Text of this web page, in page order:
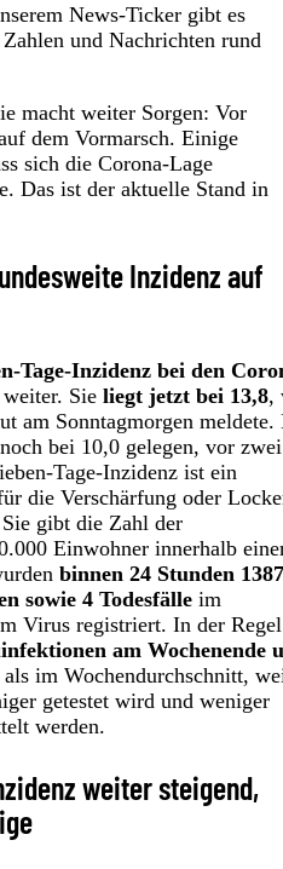
News-Ticker gibt es
und Nachrichten rund
macht weiter Sorgen: Vor
dem Vormarsch. Einige
sich die Corona-Lage
Das ist der aktuelle Stand in
Inzidenz auf
Tage-Inzidenz bei den
weiter. Sie liegt jetzt bei 13,8,
am Sonntagmorgen meldete.
bei 10,0 gelegen, vor zwei
Tage-Inzidenz ist ein
die Verschärfung oder
gibt die Zahl der
Einwohner innerhalb
binnen 24 Stunden 1387
sowie 4 Todesfälle im
Virus registriert. In der Regel
am Wochenende
als im Wochendurchschnitt,
getestet wird und weniger
werden.
weiter steigend,